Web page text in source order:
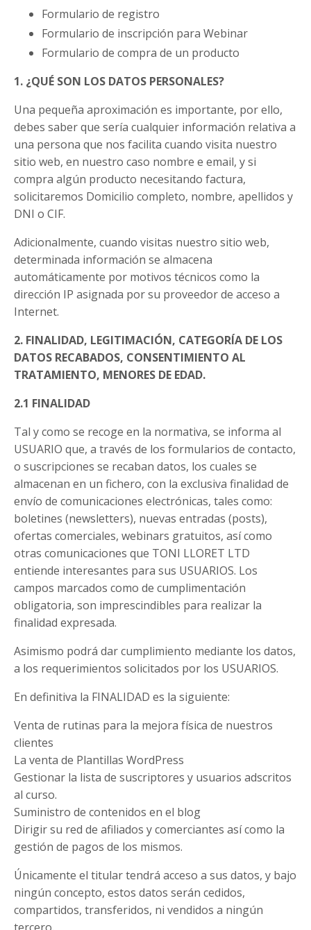
Formulario de registro
Formulario de inscripción para Webinar
Formulario de compra de un producto
1. ¿QUÉ SON LOS DATOS PERSONALES?
Una pequeña aproximación es importante, por ello,
debes saber que sería cualquier información relativa a
una persona que nos facilita cuando visita nuestro
sitio web, en nuestro caso nombre e email, y si
compra algún producto necesitando factura,
solicitaremos Domicilio completo, nombre, apellidos y
DNI o CIF.
Adicionalmente, cuando visitas nuestro sitio web,
determinada información se almacena
automáticamente por motivos técnicos como la
dirección IP asignada por su proveedor de acceso a
Internet.
2. FINALIDAD, LEGITIMACIÓN, CATEGORÍA DE LOS
DATOS RECABADOS, CONSENTIMIENTO AL
TRATAMIENTO, MENORES DE EDAD.
2.1 FINALIDAD
Tal y como se recoge en la normativa, se informa al
USUARIO que, a través de los formularios de contacto,
o suscripciones se recaban datos, los cuales se
almacenan en un fichero, con la exclusiva finalidad de
envío de comunicaciones electrónicas, tales como:
boletines (newsletters), nuevas entradas (posts),
ofertas comerciales, webinars gratuitos, así como
otras comunicaciones que TONI LLORET LTD
entiende interesantes para sus USUARIOS. Los
campos marcados como de cumplimentación
obligatoria, son imprescindibles para realizar la
finalidad expresada.
Asimismo podrá dar cumplimiento mediante los datos,
a los requerimientos solicitados por los USUARIOS.
En definitiva la FINALIDAD es la siguiente:
Venta de rutinas para la mejora física de nuestros
clientes
La venta de Plantillas WordPress
Gestionar la lista de suscriptores y usuarios adscritos
al curso.
Suministro de contenidos en el blog
Dirigir su red de afiliados y comerciantes así como la
gestión de pagos de los mismos.
Únicamente el titular tendrá acceso a sus datos, y bajo
ningún concepto, estos datos serán cedidos,
compartidos, transferidos, ni vendidos a ningún